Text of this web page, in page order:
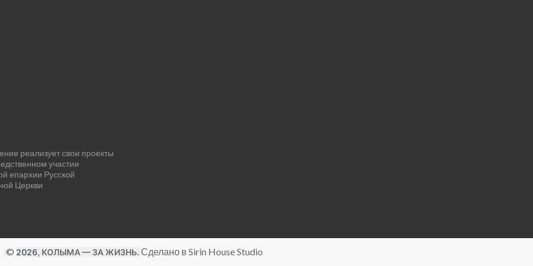
реализует свои проекты
участии
епархии Русской
Церкви
© 2026, КОЛЫМА — ЗА ЖИЗНЬ. Сделано в Sirin House Studio